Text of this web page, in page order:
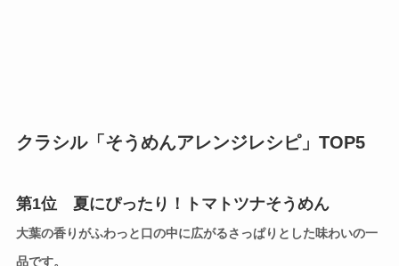
クラシル「そうめんアレンジレシピ」TOP5
第1位 夏にぴったり！トマトツナそうめん
大葉の香りがふわっと口の中に広がるさっぱりとした味わいの一
品です。